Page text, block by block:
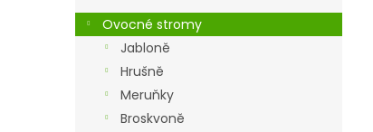
r
a
Ovocné stromy
Jabloně
Hrušně
Meruňky
Broskvoně